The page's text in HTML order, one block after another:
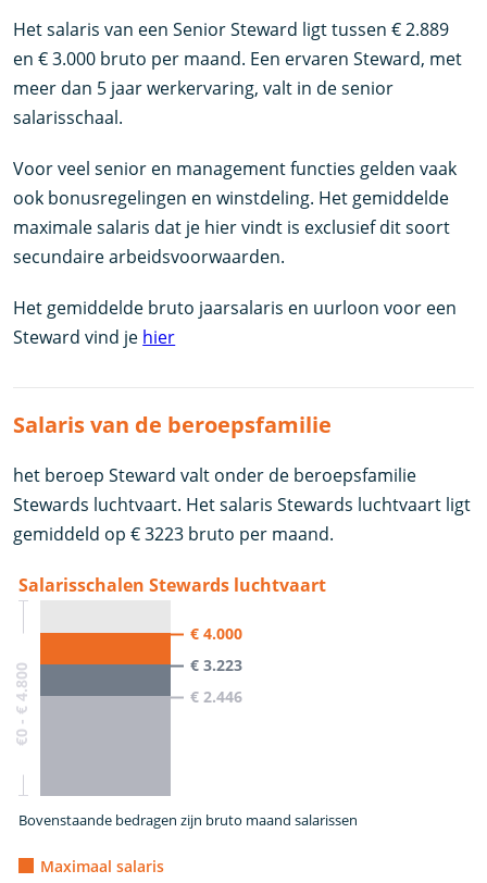
Het salaris van een Senior Steward ligt tussen € 2.889
en € 3.000 bruto per maand. Een ervaren Steward, met
meer dan 5 jaar werkervaring, valt in de senior
salarisschaal.
Voor veel senior en management functies gelden vaak
ook bonusregelingen en winstdeling. Het gemiddelde
maximale salaris dat je hier vindt is exclusief dit soort
secundaire arbeidsvoorwaarden.
Het gemiddelde bruto jaarsalaris en uurloon voor een
Steward vind je hier
Salaris van de beroepsfamilie
het beroep Steward valt onder de beroepsfamilie
Stewards luchtvaart. Het salaris Stewards luchtvaart ligt
gemiddeld op € 3223 bruto per maand.
Salarisschalen Stewards luchtvaart
€0 - € 4.800
€ 4.000
€ 3.223
€ 2.446
Bovenstaande bedragen zijn bruto maand salarissen
Maximaal salaris